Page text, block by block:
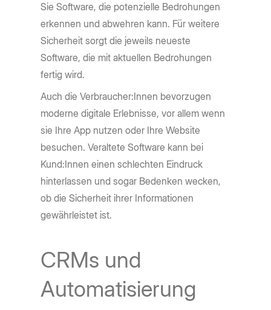
Sie Software, die potenzielle Bedrohungen
erkennen und abwehren kann. Für weitere
Sicherheit sorgt die jeweils neueste
Software, die mit aktuellen Bedrohungen
fertig wird.
Auch die Verbraucher:Innen bevorzugen
moderne digitale Erlebnisse, vor allem wenn
sie Ihre App nutzen oder Ihre Website
besuchen. Veraltete Software kann bei
Kund:Innen einen schlechten Eindruck
hinterlassen und sogar Bedenken wecken,
ob die Sicherheit ihrer Informationen
gewährleistet ist.
CRMs und
Automatisierung